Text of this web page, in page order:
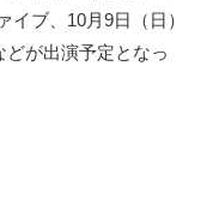
ブ、10月9日（日）
が出演予定となっ